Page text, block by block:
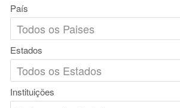
País
Estados
Instituições